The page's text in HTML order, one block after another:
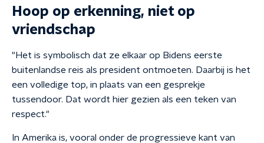
Hoop op erkenning, niet op
vriendschap
"Het is symbolisch dat ze elkaar op Bidens eerste
buitenlandse reis als president ontmoeten. Daarbij is het
een volledige top, in plaats van een gesprekje
tussendoor. Dat wordt hier gezien als een teken van
respect."
In Amerika is, vooral onder de progressieve kant van